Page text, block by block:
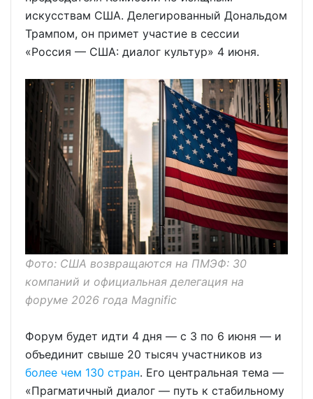
искусствам США. Делегированный Дональдом
Трампом, он примет участие в сессии
«Россия — США: диалог культур» 4 июня.
Фото: США возвращаются на ПМЭФ: 30
компаний и официальная делегация на
форуме 2026 года Magnific
Форум будет идти 4 дня — с 3 по 6 июня — и
объединит свыше 20 тысяч участников из
более чем 130 стран. Его центральная тема —
«Прагматичный диалог — путь к стабильному